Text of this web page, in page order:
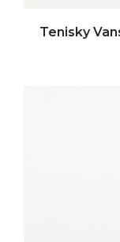
Tenisky